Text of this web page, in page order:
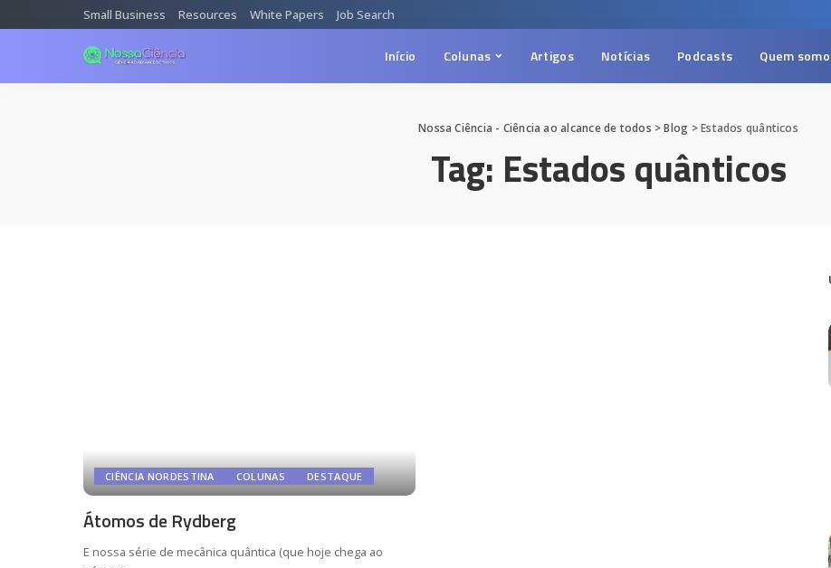
Small Business Resources White Papers Job Search
Início Colunas Artigos Notícias Podcasts Quem
Nossa Ciência - Ciência ao alcance de todos >Blog >Estados quânticos
Tag: Estados quânticos
CIÊNCIA NORDESTINA COLUNAS DESTAQUE
Átomos de Rydberg
E nossa série de mecânica quântica (que hoje chega ao